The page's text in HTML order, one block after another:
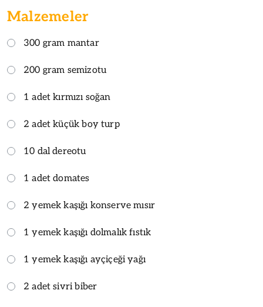
Malzemeler
300 gram mantar
200 gram semizotu
1 adet kırmızı soğan
2 adet küçük boy turp
10 dal dereotu
1 adet domates
2 yemek kaşığı konserve mısır
1 yemek kaşığı dolmalık fıstık
1 yemek kaşığı ayçiçeği yağı
2 adet sivri biber